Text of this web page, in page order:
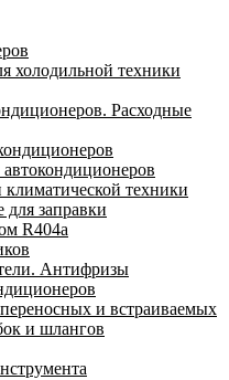
холодильной техники
Расходные
техники
заправки
R404a
Антифризы
и встраиваемых
и шлангов